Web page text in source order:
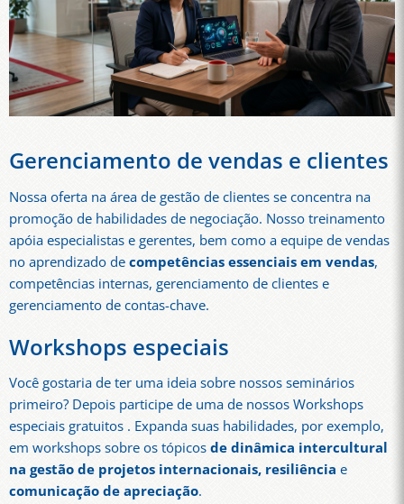
Gerenciamento de vendas e clientes
Nossa oferta na área de gestão de clientes se concentra na
promoção de habilidades de negociação. Nosso treinamento
apóia especialistas e gerentes, bem como a equipe de vendas
no aprendizado decompetências essenciais em vendas,
competências internas, gerenciamento de clientes e
gerenciamento de contas-chave.
Workshops especiais
Você gostaria de ter uma ideia sobre nossos seminários
primeiro? Depois participe de uma de nossos Workshops
especiais gratuitos . Expanda suas habilidades, por exemplo,
em workshops sobre os tópicosde dinâmica intercultural
na gestão de projetos internacionais, resiliência e
comunicação de apreciação.